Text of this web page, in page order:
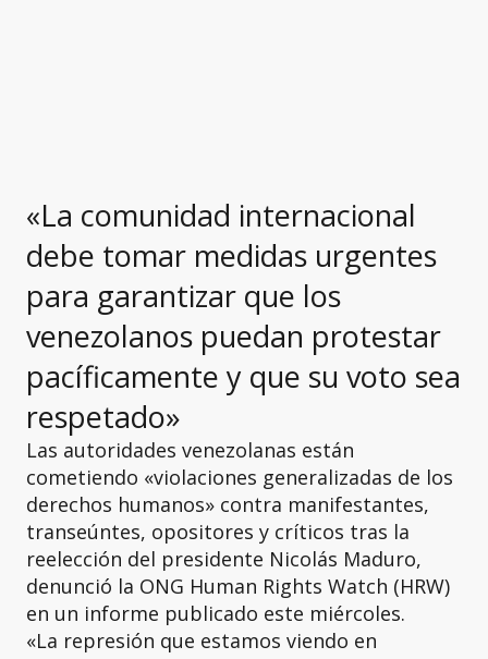
«La comunidad internacional
debe tomar medidas urgentes
para garantizar que los
venezolanos puedan protestar
pacíficamente y que su voto sea
respetado»
Las autoridades venezolanas están
cometiendo «violaciones generalizadas de los
derechos humanos» contra manifestantes,
transeúntes, opositores y críticos tras la
reelección del presidente Nicolás Maduro,
denunció la ONG Human Rights Watch (HRW)
en un informe publicado este miércoles.
«La represión que estamos viendo en